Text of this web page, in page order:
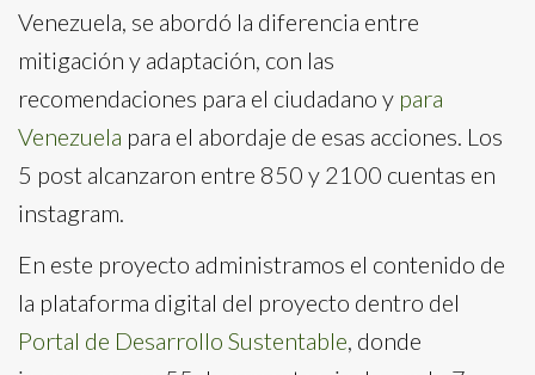
Venezuela, se abordó la diferencia entre
mitigación y adaptación, con las
recomendaciones para el ciudadano y para
Venezuela para el abordaje de esas acciones. Los
5 post alcanzaron entre 850 y 2100 cuentas en
instagram.
En este proyecto administramos el contenido de
la plataforma digital del proyecto dentro del
Portal de Desarrollo Sustentable, donde